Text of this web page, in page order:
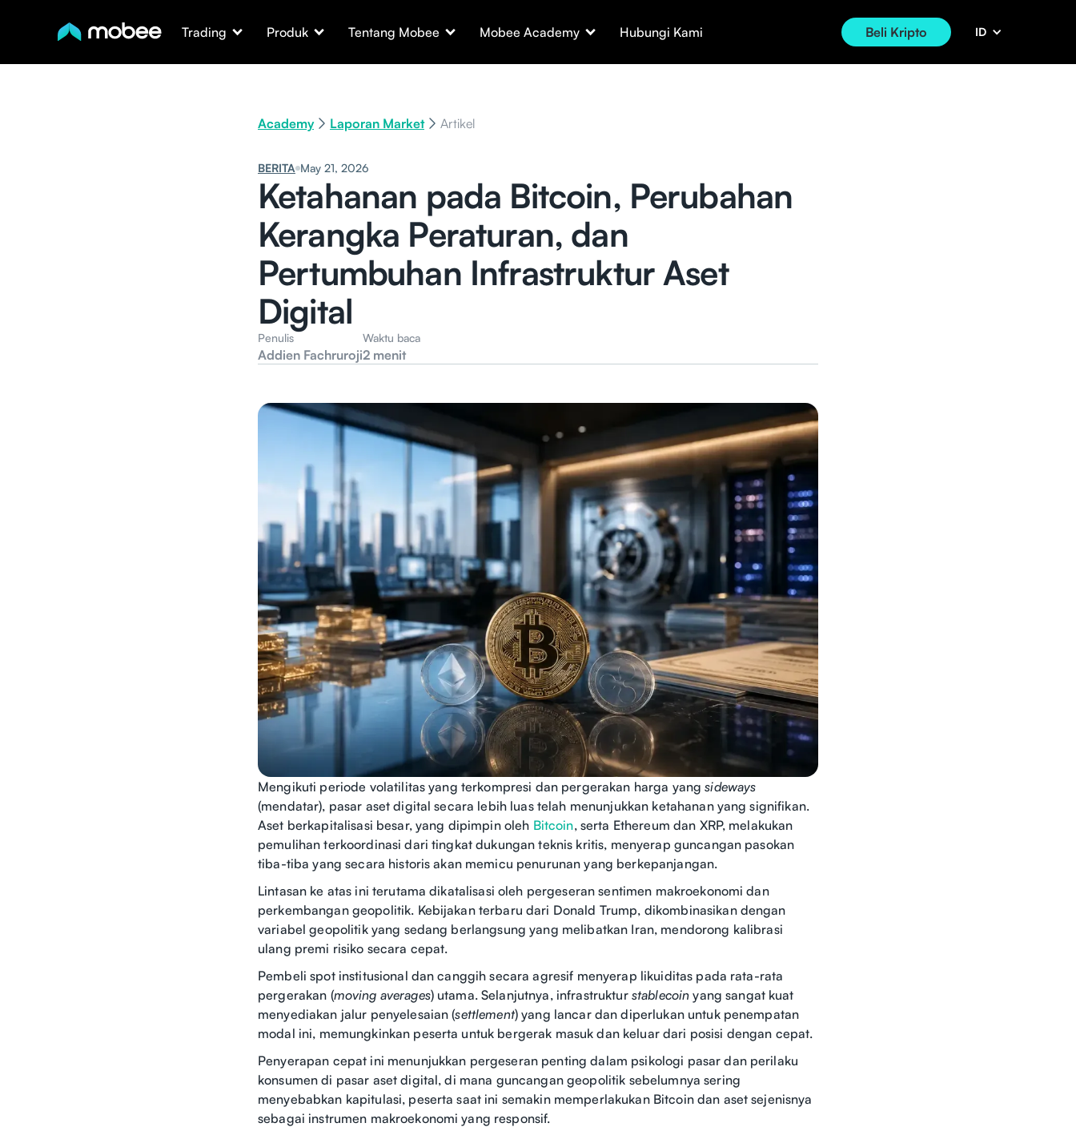
Trading Produk Tentang Mobee Mobee Academy Hubungi Kami Beli Kripto ID
Academy Laporan Market Artikel
BERITA May 21, 2026
Ketahanan pada Bitcoin, Perubahan
Kerangka Peraturan, dan
Pertumbuhan Infrastruktur Aset
Digital
Penulis
Addien Fachruroji
Waktu baca
2 menit
Mengikuti periode volatilitas yang terkompresi dan pergerakan harga yangsideways
(mendatar), pasar aset digital secara lebih luas telah menunjukkan ketahanan yang signifikan.
Aset berkapitalisasi besar, yang dipimpin oleh Bitcoin, serta Ethereum dan XRP, melakukan
pemulihan terkoordinasi dari tingkat dukungan teknis kritis, menyerap guncangan pasokan
tiba-tiba yang secara historis akan memicu penurunan yang berkepanjangan.
Lintasan ke atas ini terutama dikatalisasi oleh pergeseran sentimen makroekonomi dan
perkembangan geopolitik. Kebijakan terbaru dari Donald Trump, dikombinasikan dengan
variabel geopolitik yang sedang berlangsung yang melibatkan Iran, mendorong kalibrasi
ulang premi risiko secara cepat.
Pembeli spot institusional dan canggih secara agresif menyerap likuiditas pada rata-rata
pergerakan (moving averages) utama. Selanjutnya, infrastruktur stablecoin yang sangat kuat
menyediakan jalur penyelesaian (settlement) yang lancar dan diperlukan untuk penempatan
modal ini, memungkinkan peserta untuk bergerak masuk dan keluar dari posisi dengan cepat.
Penyerapan cepat ini menunjukkan pergeseran penting dalam psikologi pasar dan perilaku
konsumen di pasar aset digital, di mana guncangan geopolitik sebelumnya sering
menyebabkan kapitulasi, peserta saat ini semakin memperlakukan Bitcoin dan aset sejenisnya
sebagai instrumen makroekonomi yang responsif.